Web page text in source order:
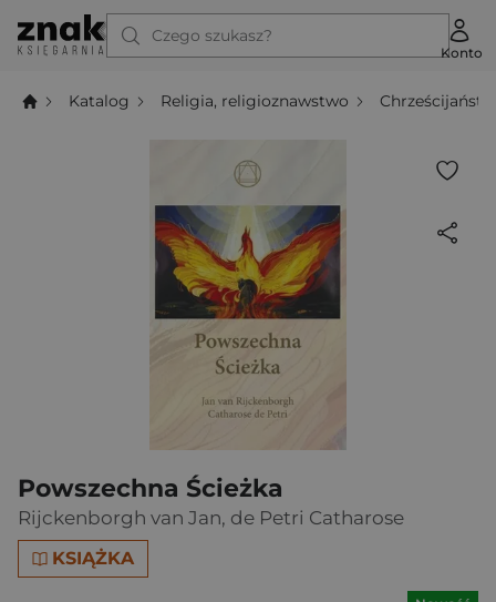
Czego szukasz?
Konto
Katalog Religia, religioznawstwo
Powszechna Ścieżka
Rijckenborgh van Jan, de Petri Catharose
KSIĄŻKA